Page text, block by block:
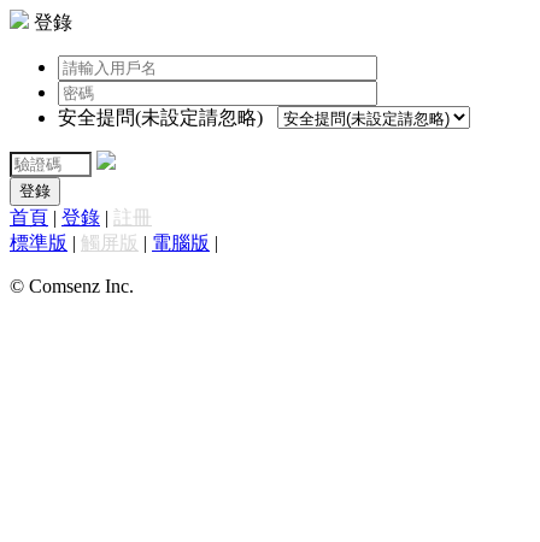
登錄
安全提問(未設定請忽略)
登錄
首頁 | 登錄 | 註冊
標準版 | 觸屏版 | 電腦版 |
© Comsenz Inc.